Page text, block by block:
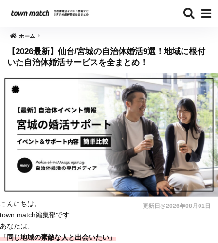
ホーム
【2026最新】仙台/宮城の自治体婚活9選！地域に根付
いた自治体婚活サービスを全まとめ！
更新日@2026年08月01日
こんにちは。
town match編集部です！
あなたは、
「同じ地域の素敵な人と出会いたい」